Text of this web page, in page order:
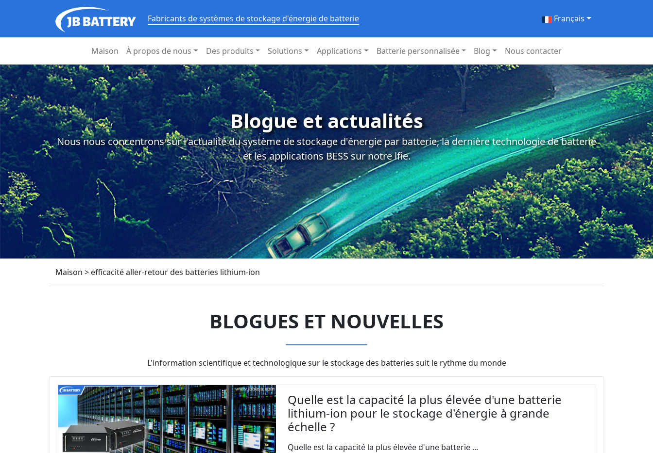
Fabricants de systèmes de stockage d'énergie de batterie Français
Maison À propos de nous Des produits Solutions Applications Batterie personnalisée Blog Nous contacter
Blogue et actualités
Nous nous concentrons sur l'actualité du système de stockage d'énergie par batterie, la dernière technologie de batterie
et les applications BESS sur notre lfie.
Maison > efficacité aller-retour des batteries lithium-ion
BLOGUES ET NOUVELLES
L'information scientifique et technologique sur le stockage des batteries suit le rythme du monde
Quelle est la capacité la plus élevée d'une batterie
lithium-ion pour le stockage d'énergie à grande
échelle ?
Quelle est la capacité la plus élevée d'une batterie ...